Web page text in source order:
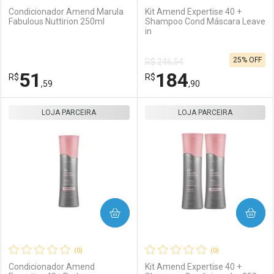
Comprar sem Desconto
Por R$ 37,59/cada
Por R$ 37,59/cada
Comprar sem Desconto
Por R$ 45,59/cada
Comprar sem Desconto
Por R$ 45,59/cada
Condicionador Amend Marula
Fabulous Nuttirion 250ml
R$51 ,59
Laboratório
Por Menos
Kit Amend Expertise 40 +
Shampoo Cond Máscara Leave
in
R$ 246,54
R$184,90
25% OFF
Laboratório
Por Menos
(0)
Condicionador Amend
LOJA PARCEIRA
COMPRAR
(0)
Kit Amend Expertise 40 +
LOJA PARCEIRA
COMPRAR